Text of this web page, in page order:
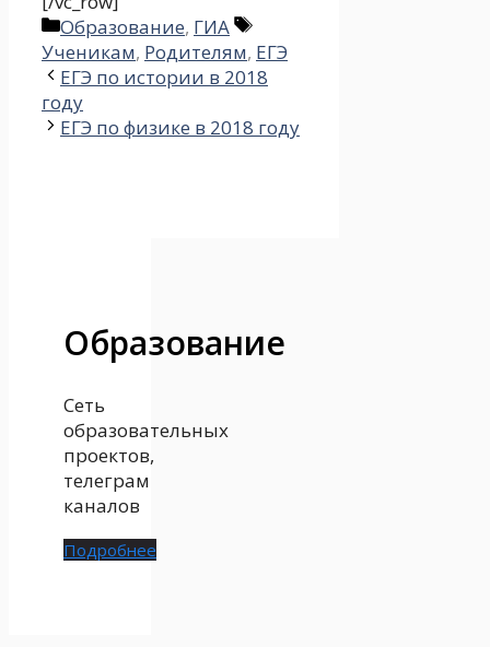
Рубрики
Образование, ГИА
Метки
Ученикам, Родителям, ЕГЭ
ЕГЭ по истории в 2018
году
ЕГЭ по физике в 2018 году
Образование
Сеть
образовательных
проектов,
телеграм
каналов
Подробнее